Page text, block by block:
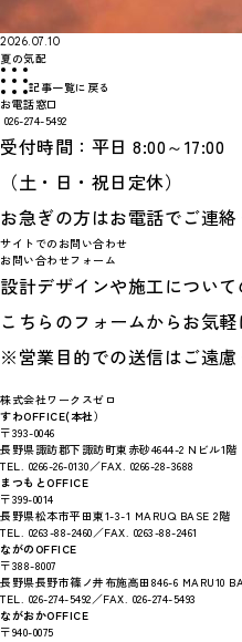
2026.07.10
夏の気配
記事一覧に戻る
お電話窓口
026-274-5492
受付時間：平日 8:00～17:00
（土・日・祝日定休）
お急ぎの方はお電話でご連絡
サイトでのお問い合わせ
お問い合わせフォーム
設計デザインや施工につい
こちらのフォームからお気軽
※営業目的での送信はご遠慮
株式会社ワークスゼロ
すわOFFICE(本社）
〒393-0046
長野県諏訪郡下諏訪町東赤砂4644-2 Nビル1階
TEL. 0266-26-0130／FAX. 0266-28-3688
まつもとOFFICE
〒399-0014
長野県松本市平田東1-3-1 MARUQ BASE 2階
TEL. 0263-88-2460／FAX. 0263-88-2461
ながのOFFICE
〒388-8007
長野県長野市篠ノ井布施高田846-6 MARU10
TEL. 026-274-5492／FAX. 026-274-5493
ながおかOFFICE
〒940-0075